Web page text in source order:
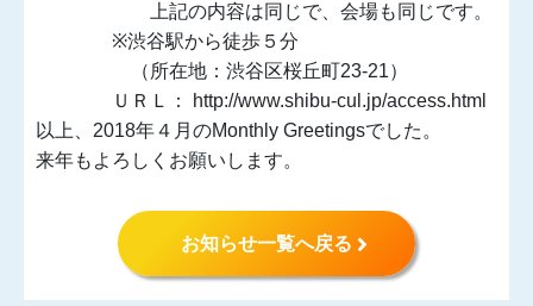
上記の内容は同じで、会場も同じです。
※渋谷駅から徒歩５分
（所在地：渋谷区桜丘町23-21）
ＵＲＬ： http://www.shibu-cul.jp/access.html
以上、2018年４月のMonthly Greetingsでした。
来年もよろしくお願いします。
お知らせ一覧へ戻る